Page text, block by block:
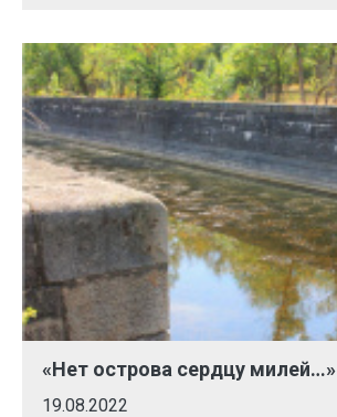
«Нет острова сердцу милей…»
19.08.2022